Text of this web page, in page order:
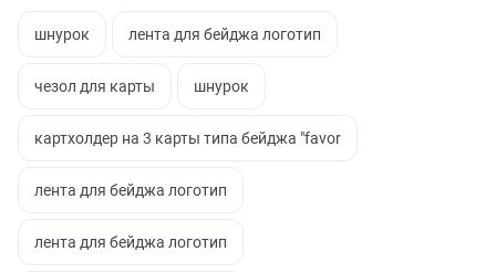
шнурок лента для бейджа логотип
чезол для карты шнурок
картхолдер на 3 карты типа бейджа "favor
лента для бейджа логотип
лента для бейджа логотип